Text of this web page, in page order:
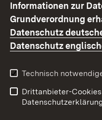
Kontakt
Erklärung zur
Barrierefreiheit
Informationen zur
Grundverordnung
Datenschutz
Datenschutz
Technisch
Drittanbieter-